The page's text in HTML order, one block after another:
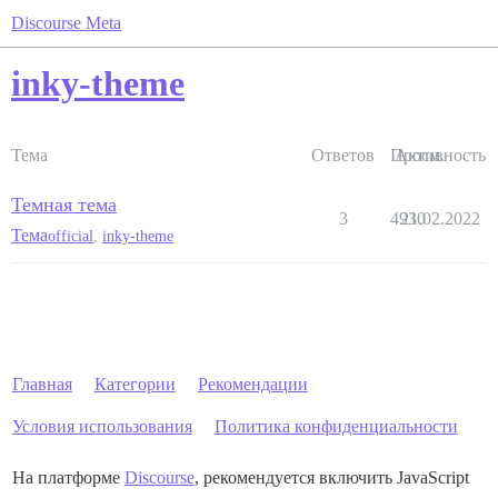
Discourse Meta
inky-theme
Тема Ответов Просм.
Активность
Темная тема
Темаofficial inky-theme
3 4930
21.02.2022
Главная Категории Рекомендации
Условия использования Политика конфиденциальности
На платформе Discourse, рекомендуется включить JavaScript